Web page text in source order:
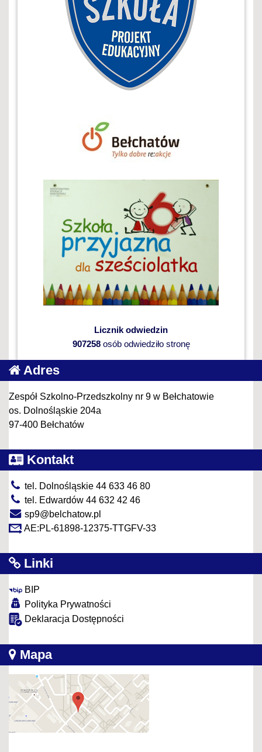
Licznik odwiedzin
907258osób odwiedziło stronę
Adres
Zespół Szkolno-Przedszkolny nr 9 w Bełchatowie
os. Dolnośląskie 204a
97-400 Bełchatów
Kontakt
tel. Dolnośląskie 44 633 46 80
tel. Edwardów 44 632 42 46
sp9@belchatow.pl
AE:PL-61898-12375-TTGFV-33
Linki
BIP
Polityka Prywatności
Deklaracja Dostępności
Mapa